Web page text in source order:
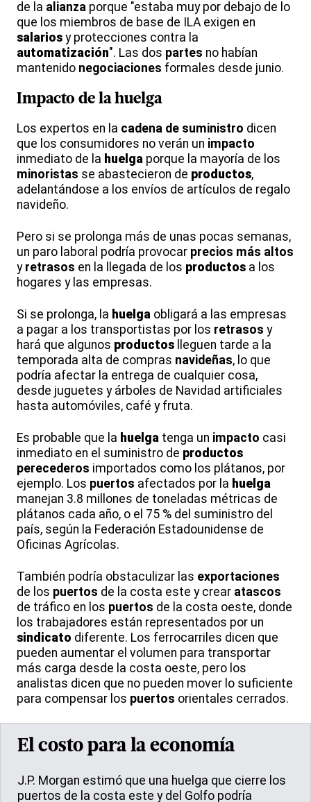
de la alianza porque "estaba muy por debajo de lo
que los miembros de base de ILA exigen en
salarios y protecciones contra la
automatización". Las dos partes no habían
mantenido negociaciones formales desde junio.
Impacto de la huelga
Los expertos en la cadena de suministro dicen
que los consumidores no verán un impacto
inmediato de la huelga porque la mayoría de los
minoristas se abastecieron de productos,
adelantándose a los envíos de artículos de regalo
navideño.
Pero si se prolonga más de unas pocas semanas,
un paro laboral podría provocar precios más altos
y retrasos en la llegada de los productos a los
hogares y las empresas.
Si se prolonga, la huelga obligará a las empresas
a pagar a los transportistas por los retrasos y
hará que algunos productos lleguen tarde a la
temporada alta de compras navideñas, lo que
podría afectar la entrega de cualquier cosa,
desde juguetes y árboles de Navidad artificiales
hasta automóviles, café y fruta.
Es probable que la huelga tenga un impacto casi
inmediato en el suministro de productos
perecederos importados como los plátanos, por
ejemplo. Los puertos afectados por la huelga
manejan 3.8 millones de toneladas métricas de
plátanos cada año, o el 75 % del suministro del
país, según la Federación Estadounidense de
Oficinas Agrícolas.
También podría obstaculizar las exportaciones
de los puertos de la costa este y crear atascos
de tráfico en los puertos de la costa oeste, donde
los trabajadores están representados por un
sindicato diferente. Los ferrocarriles dicen que
pueden aumentar el volumen para transportar
más carga desde la costa oeste, pero los
analistas dicen que no pueden mover lo suficiente
para compensar los puertos orientales cerrados.
El costo para la economía
J.P. Morgan estimó que una huelga que cierre los
puertos de la costa este y del Golfo podría